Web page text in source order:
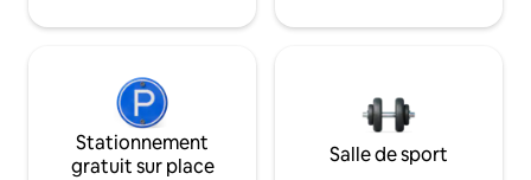
Stationnement
gratuit sur place
Salle de sport